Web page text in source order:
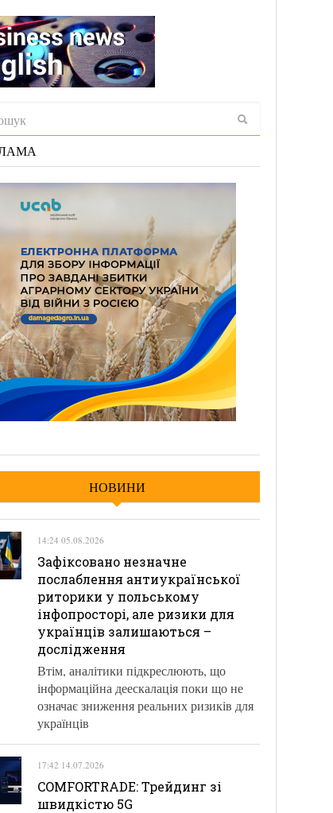
НОВИНИ
14:24 05.08.2026
Зафіксовано незначне
послаблення антиукраїнської
риторики у польському
інфопросторі, але ризики для
українців залишаються –
дослідження
Втім, аналітики підкреслюють, що
інформаційна деескалація поки що не
означає зниження реальних ризиків для
українців
17:42 14.07.2026
COMFORTRADE: Трейдинг зі
швидкістю 5G